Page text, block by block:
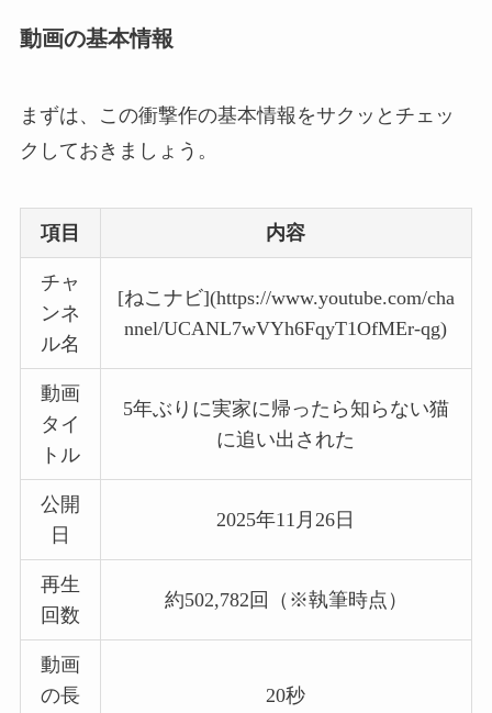
動画の基本情報
まずは、この衝撃作の基本情報をサクッとチェッ
クしておきましょう。
項目 内容
チャ
ンネ
ル名
[ねこナビ](https://www.youtube.com/cha
nnel/UCANL7wVYh6FqyT1OfMEr-qg)
動画
タイ
トル
5年ぶりに実家に帰ったら知らない猫
に追い出された
公開
日
2025年11月26日
再生
回数
約502,782回（※執筆時点）
動画
の長
20秒